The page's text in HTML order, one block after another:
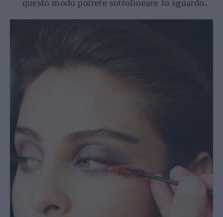
questo modo potrete sottolineare lo sguardo.